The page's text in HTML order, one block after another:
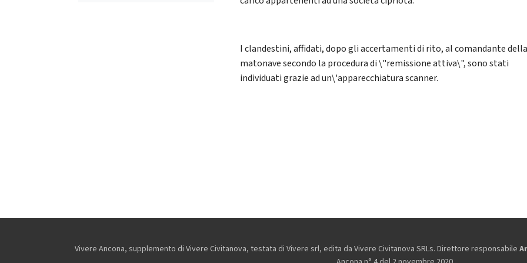
I clandestini, affidati, dopo gli accertamenti di rito, al comandante
matonave secondo la procedura di \"remissione attiva\", sono stati
individuati grazie ad un\'apparecchiatura scanner.
Vivere Ancona, supplemento di Vivere Civitanova, testata di Vivere srl, edita da Vivere Civitanova SRLs. Direttore responsabile